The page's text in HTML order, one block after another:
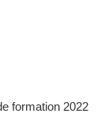
formation 2022